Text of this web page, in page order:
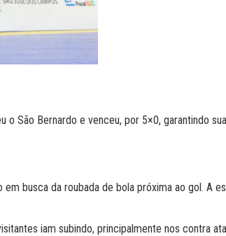
o São Bernardo e venceu, por 5×0, garantindo
busca da roubada de bola próxima ao gol. A
iam subindo, principalmente nos contra